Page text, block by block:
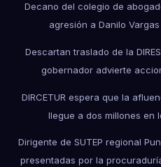
Decano del colegio de
agresión a Danilo
Descartan traslado de la
gobernador advierte
DIRCETUR espera que la
llegue a dos millones en
Dirigente de SUTEP regional
presentadas por la